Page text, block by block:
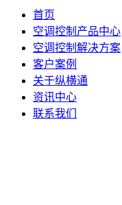
首页
空调控制产品中心
空调控制解决方案
客户案例
关于纵横通
资讯中心
联系我们